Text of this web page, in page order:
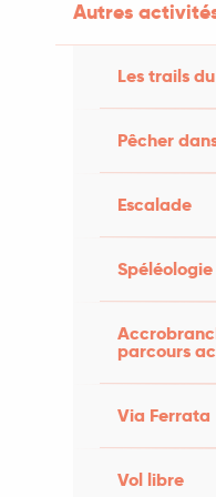
Autres
Les trails
Pêcher
Escalade
Spéléologie
parcours
Via Ferrata
Vol libre